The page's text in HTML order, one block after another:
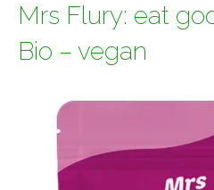
Mrs Flury: eat
Bio – vegan